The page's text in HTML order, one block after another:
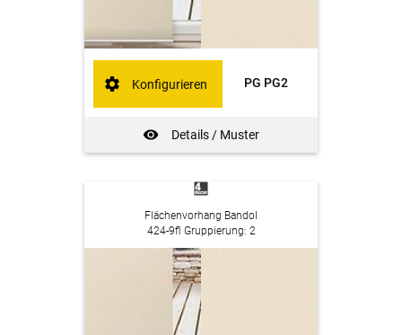
PG PG2
Details / Muster
Konfigurieren
Flächenvorhang Bandol
424-9fl Gruppierung: 2